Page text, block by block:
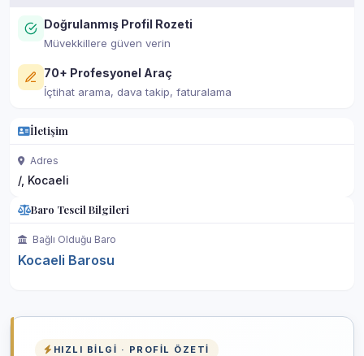
Doğrulanmış Profil Rozeti
Müvekkillere güven verin
70+ Profesyonel Araç
İçtihat arama, dava takip, faturalama
İletişim
Adres
/, Kocaeli
Baro Tescil Bilgileri
Bağlı Olduğu Baro
Kocaeli Barosu
HIZLI BILGI · PROFIL ÖZETI